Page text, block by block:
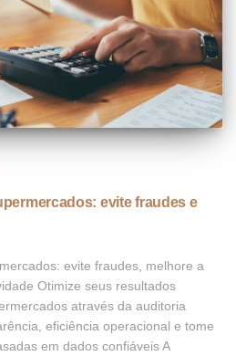
evite fraudes e
evite fraudes, melhore a
Otimize seus resultados
através da auditoria
eficiência operacional e tome
em dados confiáveis A